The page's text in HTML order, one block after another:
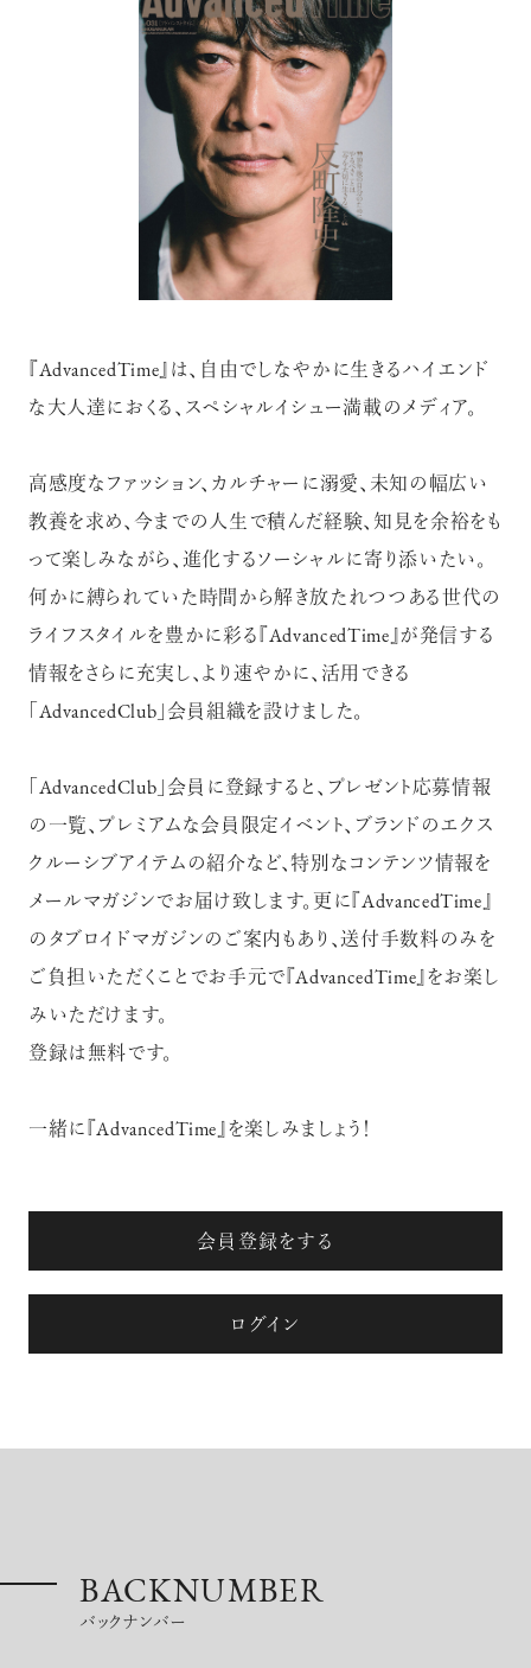
は『今を大切に生きる』こと
俳優
アクティビティの意外な視点、新たな
感覚で味わうニューヨークの魅力
超絶技巧が生み出すエナメル工芸
の巨匠のアイデアから生まれた時計
が17億円で落札！！
『AdvancedTime』は、自由でしなやかに生きるハイエンド
な大人達におくる、スペシャルイシュー満載のメディア。
高感度なファッション、カルチャーに溺愛、未知の幅広い
教養を求め、今までの人生で積んだ経験、知見を余裕をも
って楽しみながら、進化するソーシャルに寄り添いたい。
何かに縛られていた時間から解き放たれつつある世代の
ライフスタイルを豊かに彩る『AdvancedTime』が発信する
情報をさらに充実し、より速やかに、活用できる
「AdvancedClub」会員組織を設けました。
「AdvancedClub」会員に登録すると、プレゼント応募情報
の一覧、プレミアムな会員限定イベント、ブランドのエクス
クルーシブアイテムの紹介など、特別なコンテンツ情報を
メールマガジンでお届け致します。更に『AdvancedTime』
のタブロイドマガジンのご案内もあり、送付手数料のみを
ご負担いただくことでお手元で『AdvancedTime』をお楽し
みいただけます。
登録は無料です。
一緒に『AdvancedTime』を楽しみましょう！
会員登録をする
ログイン
BACKNUMBER
バックナンバー